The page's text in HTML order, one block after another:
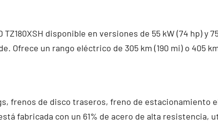
disponible en versiones de 55 kW (74 hp) y 75
Ofrece un rango eléctrico de 305 km (190 mi) o 405
frenos de disco traseros, freno de estacionamiento
fabricada con un 61% de acero de alta resistencia,